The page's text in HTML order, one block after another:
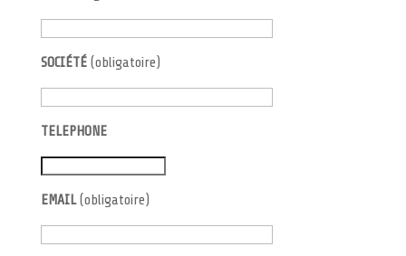
SOCIÉTÉ(obligatoire)
TELEPHONE
EMAIL(obligatoire)